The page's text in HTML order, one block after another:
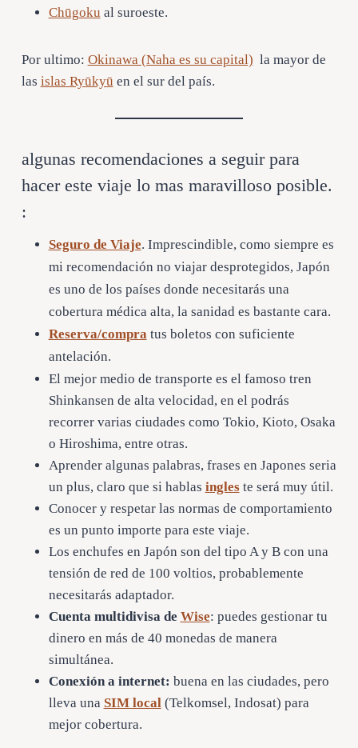
Chūgoku al suroeste.
Por ultimo: Okinawa (Naha es su capital) la mayor de
las islas Ryūkyū en el sur del país.
algunas recomendaciones a seguir para
hacer este viaje lo mas maravilloso posible.
:
Seguro de Viaje. Imprescindible, como siempre es
mi recomendación no viajar desprotegidos, Japón
es uno de los países donde necesitarás una
cobertura médica alta, la sanidad es bastante cara.
Reserva/compratus boletos con suficiente
antelación.
El mejor medio de transporte es el famoso tren
Shinkansen de alta velocidad, en el podrás
recorrer varias ciudades como Tokio, Kioto, Osaka
o Hiroshima, entre otras.
Aprender algunas palabras, frases en Japones seria
un plus, claro que si hablas ingleste será muy útil.
Conocer y respetar las normas de comportamiento
es un punto importe para este viaje.
Los enchufes en Japón son del tipo A y B con una
tensión de red de 100 voltios, probablemente
necesitarás adaptador.
Cuenta multidivisa de Wise: puedes gestionar tu
dinero en más de 40 monedas de manera
simultánea.
Conexión a internet: buena en las ciudades, pero
lleva una SIM local(Telkomsel, Indosat) para
mejor cobertura.